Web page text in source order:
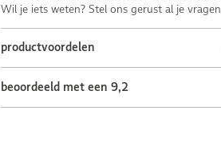
Wil je iets weten? Stel ons gerust al je vragen.
productvoordelen
beoordeeld met een 9,2